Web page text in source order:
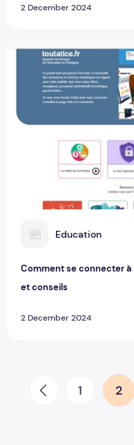
2 December 2024
E Education
Comment se connecter
et conseils
2 December 2024
Comment se connecter
Pagination des
Prev 1 2